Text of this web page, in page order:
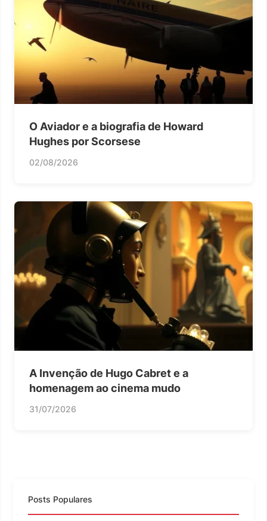
O Aviador e a biografia de Howard
Hughes por Scorsese
02/08/2026
A Invenção de Hugo Cabret e a
homenagem ao cinema mudo
31/07/2026
Posts Populares